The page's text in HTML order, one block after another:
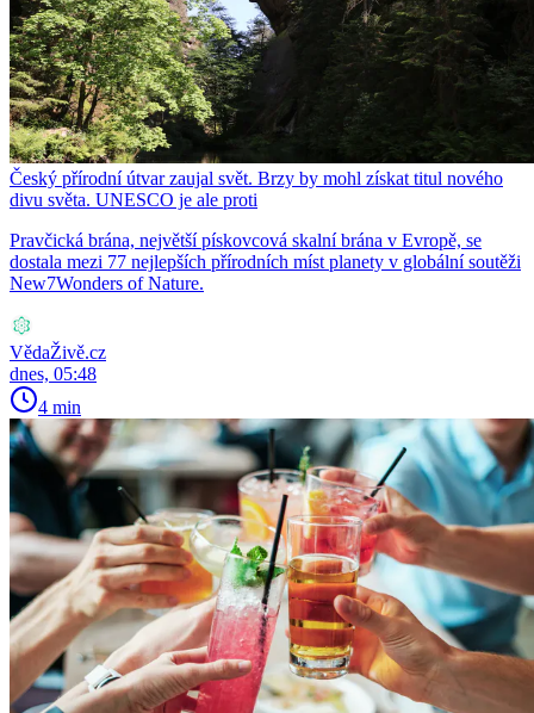
Český přírodní útvar zaujal svět. Brzy by mohl získat titul nového
divu světa. UNESCO je ale proti
Pravčická brána, největší pískovcová skalní brána v Evropě, se
dostala mezi 77 nejlepších přírodních míst planety v globální soutěži
New7Wonders of Nature.
VědaŽivě.cz
dnes, 05:48
4 min